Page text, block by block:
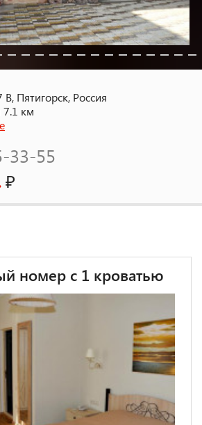
Пятигорск, Россия
7.1 км
33-55
₽
номер с 1 кроватью